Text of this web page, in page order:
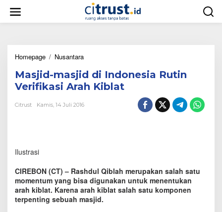
w
Homepage / Nusantara
s
j
i
d
i
I
n
Masjid-masjid di Indonesia Rutin
Verifikasi Arah Kiblat
Citrust Kamis, 14 Juli 2016
Ilustrasi
CIREBON (CT) – Rashdul Qiblah merupakan salah satu
momentum yang bisa digunakan untuk menentukan
arah kiblat. Karena arah kiblat salah satu komponen
terpenting sebuah masjid.